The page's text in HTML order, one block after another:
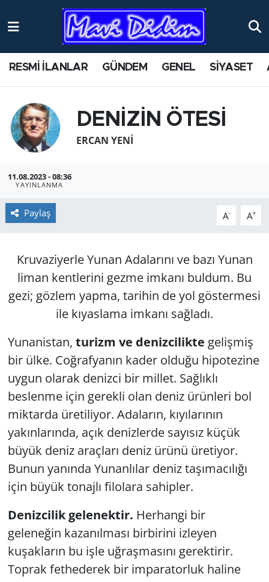
RESMİ İLANLAR GÜNDEM GENEL SİYASET
DENİZİN ÖTESİ
ERCAN YENI
11.08.2023 - 08:36
YAYINLANMA
Paylaş A- A+
Kruvaziyerle Yunan Adalarını ve bazı Yunan
liman kentlerini gezme imkanı buldum. Bu
gezi; gözlem yapma, tarihin de yol göstermesi
ile kıyaslama imkanı sağladı.
Yunanistan, turizm ve denizcilikte gelişmiş
bir ülke. Coğrafyanın kader olduğu hipotezine
uygun olarak denizci bir millet. Sağlıklı
beslenme için gerekli olan deniz ürünleri bol
miktarda üretiliyor. Adaların, kıyılarının
yakınlarında, açık denizlerde sayısız küçük
büyük deniz araçları deniz ürünü üretiyor.
Bunun yanında Yunanlılar deniz taşımacılığı
için büyük tonajlı filolara sahipler.
Denizcilik gelenektir. Herhangi bir
geleneğin kazanılması birbirini izleyen
kuşakların bu işle uğraşmasını gerektirir.
Toprak fethederek bir imparatorluk haline
ANTİK YERLER
AYDIN
BİLİM VE TEKNOLOJİ
EKONOMİ
GENEL
GÜNDEM
HABERDE İNSAN
KÜLTÜR SANAT
MAGAZİN
POLİTİKA
RESMİ İLANLAR
SAĞLIK
SPOR
Yerel
Nöbetçi Eczaneler
Namaz Vakitleri
Trafik Durumu
Son Dakika Haberleri
Haber Arşivi